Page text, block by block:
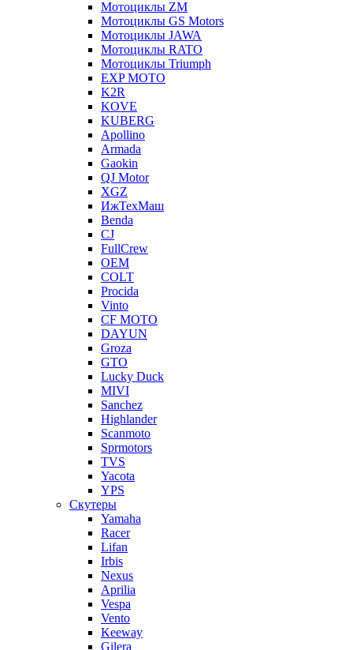
Мотоциклы ZM
Мотоциклы GS Motors
Мотоциклы JAWA
Мотоциклы RATO
Мотоциклы Triumph
EXP MOTO
K2R
KOVE
KUBERG
Apollino
Armada
Gaokin
QJ Motor
XGZ
ИжТехМаш
Benda
CJ
FullCrew
OEM
COLT
Procida
Vinto
CF MOTO
DAYUN
Groza
GTO
Lucky Duck
MIVI
Sanchez
Highlander
Scanmoto
Sprmotors
TVS
Yacota
YPS
Скутеры
Yamaha
Racer
Lifan
Irbis
Nexus
Aprilia
Vespa
Vento
Keeway
Gilera